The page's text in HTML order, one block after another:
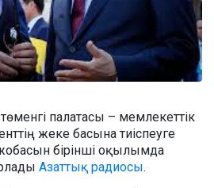
палатасы – мемлекеттік
жеке басына тиіспеуге
жобасын бірінші оқылымда
Азаттық радиосы.